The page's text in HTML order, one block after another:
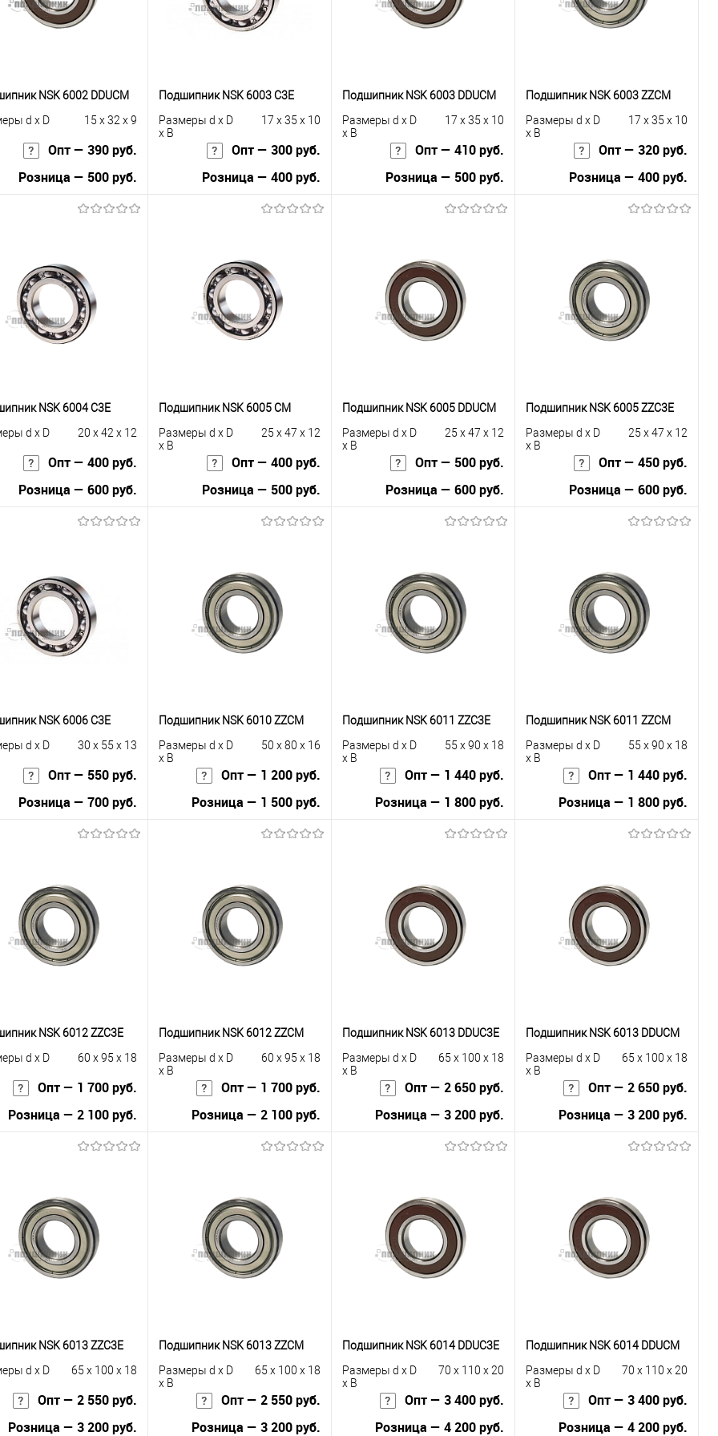
NSK 6002 DDUCM
d x D
15 x 32 x 9
Опт — 390 руб.
Розница — 500 руб.
Купить в 1
сравнению
В избранное
В наличии
Подшипник NSK 6003 C3E
Размеры d x D
x B
17 x 35 x 10
Опт — 300 руб.
Розница — 400 руб.
Купить в 1
сравнению
В избранное
В наличии
Подшипник NSK 6003 DDUCM
Размеры d x D
x B
17 x 35 x 10
Опт — 410 руб.
Розница — 500 руб.
Купить в 1
К
сравнению
В избранное
В наличии
Подшипник NSK 6003 ZZCM
Размеры d x D
x B
17 x 35 x 10
Опт — 320 руб.
Розница — 400 руб.
Купить в 1
К
сравнению
В избранное
В наличии
NSK 6004 C3E
d x D
20 x 42 x 12
Опт — 400 руб.
Розница — 600 руб.
Купить в 1
сравнению
В избранное
В наличии
Подшипник NSK 6005 CM
Размеры d x D
x B
25 x 47 x 12
Опт — 400 руб.
Розница — 500 руб.
Купить в 1
К
сравнению
В избранное
В наличии
Подшипник NSK 6005 DDUCM
Размеры d x D
x B
25 x 47 x 12
Опт — 500 руб.
Розница — 600 руб.
Купить в 1
К
сравнению
В избранное
В наличии
Подшипник NSK 6005 ZZC3E
Размеры d x D
x B
25 x 47 x 12
Опт — 450 руб.
Розница — 600 руб.
Купить в 1
К
сравнению
В избранное
В наличии
NSK 6006 C3E
d x D
30 x 55 x 13
Опт — 550 руб.
Розница — 700 руб.
Купить в 1
К
сравнению
В избранное
В наличии
Подшипник NSK 6010 ZZCM
Размеры d x D
x B
50 x 80 x 16
Опт — 1 200 руб.
Розница — 1 500 руб.
Купить в 1
К
сравнению
В избранное
В наличии
Подшипник NSK 6011 ZZC3E
Размеры d x D
x B
55 x 90 x 18
Опт — 1 440 руб.
Розница — 1 800 руб.
Купить в 1
К
сравнению
В избранное
В наличии
Подшипник NSK 6011 ZZCM
Размеры d x D
x B
55 x 90 x 18
Опт — 1 440 руб.
Розница — 1 800 руб.
Купить в 1
К
сравнению
В избранное
В наличии
NSK 6012 ZZC3E
d x D
60 x 95 x 18
Опт — 1 700 руб.
Розница — 2 100 руб.
Купить в 1
К
сравнению
В избранное
В наличии
Подшипник NSK 6012 ZZCM
Размеры d x D
x B
60 x 95 x 18
Опт — 1 700 руб.
Розница — 2 100 руб.
Купить в 1
К
сравнению
В избранное
В наличии
Подшипник NSK 6013 DDUC3E
Размеры d x D
x B
65 x 100 x 18
Опт — 2 650 руб.
Розница — 3 200 руб.
Купить в 1
К
сравнению
В избранное
В наличии
Подшипник NSK 6013 DDUCM
Размеры d x D
x B
65 x 100 x 18
Опт — 2 650 руб.
Розница — 3 200 руб.
Купить в 1
К
сравнению
В избранное
В наличии
NSK 6013 ZZC3E
d x D
65 x 100 x 18
Опт — 2 550 руб.
Розница — 3 200 руб.
Подшипник NSK 6013 ZZCM
Размеры d x D
x B
65 x 100 x 18
Опт — 2 550 руб.
Розница — 3 200 руб.
Подшипник NSK 6014 DDUC3E
Размеры d x D
x B
70 x 110 x 20
Опт — 3 400 руб.
Розница — 4 200 руб.
Подшипник NSK 6014 DDUCM
Размеры d x D
x B
70 x 110 x 20
Опт — 3 400 руб.
Розница — 4 200 руб.